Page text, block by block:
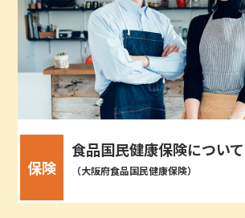
保険
食品国民健康保険について
（大阪府食品国民健康保険）